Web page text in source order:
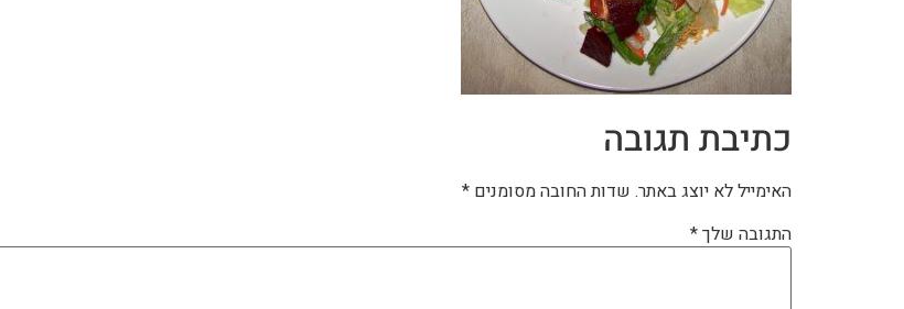
כתיבת תגובה
האימייל לא יוצג באתר. שדות החובה מסומנים *
התגובה שלך*